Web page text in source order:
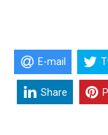
E-mail
Share